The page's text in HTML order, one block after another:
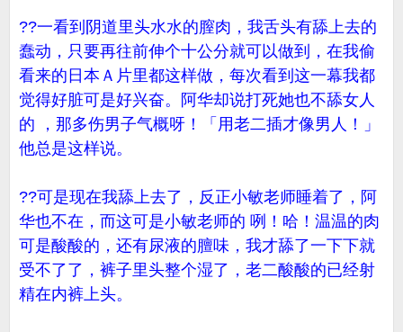
??一看到阴道里头水水的膣肉，我舌头有舔上去的
蠢动，只要再往前伸个十公分就可以做到，在我偷
看来的日本Ａ片里都这样做，每次看到这一幕我都
觉得好脏可是好兴奋。阿华却说打死她也不舔女人
的 ，那多伤男子气概呀！「用老二插才像男人！」
他总是这样说。
??可是现在我舔上去了，反正小敏老师睡着了，阿
华也不在，而这可是小敏老师的 咧！哈！温温的肉
可是酸酸的，还有尿液的膻味，我才舔了一下下就
受不了了，裤子里头整个湿了，老二酸酸的已经射
精在内裤上头。